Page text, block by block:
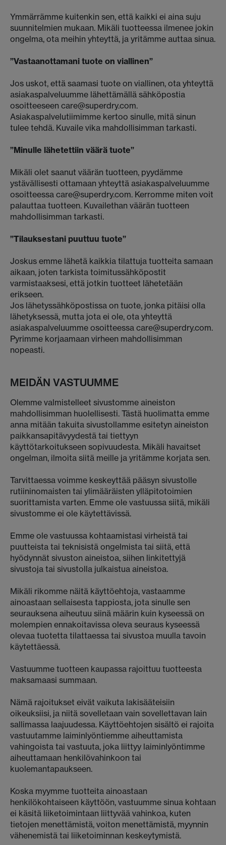
Ymmärrämme kuitenkin sen, että kaikki ei aina suju
suunnitelmien mukaan. Mikäli tuotteessa ilmenee jokin
ongelma, ota meihin yhteyttä, ja yritämme auttaa sinua.
”Vastaanottamani tuote on viallinen”
Jos uskot, että saamasi tuote on viallinen, ota yhteyttä
asiakaspalveluumme lähettämällä sähköpostia
osoitteeseen care@superdry.com.
Asiakaspalvelutiimimme kertoo sinulle, mitä sinun
tulee tehdä. Kuvaile vika mahdollisimman tarkasti.
”Minulle lähetettiin väärä tuote”
Mikäli olet saanut väärän tuotteen, pyydämme
ystävällisesti ottamaan yhteyttä asiakaspalveluumme
osoitteessa care@superdry.com. Kerromme miten voit
palauttaa tuotteen. Kuvailethan väärän tuotteen
mahdollisimman tarkasti.
”Tilauksestani puuttuu tuote”
Joskus emme lähetä kaikkia tilattuja tuotteita samaan
aikaan, joten tarkista toimitussähköpostit
varmistaaksesi, että jotkin tuotteet lähetetään
erikseen.
Jos lähetyssähköpostissa on tuote, jonka pitäisi olla
lähetyksessä, mutta jota ei ole, ota yhteyttä
asiakaspalveluumme osoitteessa care@superdry.com.
Pyrimme korjaamaan virheen mahdollisimman
nopeasti.
MEIDÄN VASTUUMME
Olemme valmistelleet sivustomme aineiston
mahdollisimman huolellisesti. Tästä huolimatta emme
anna mitään takuita sivustollamme esitetyn aineiston
paikkansapitävyydestä tai tiettyyn
käyttötarkoitukseen sopivuudesta. Mikäli havaitset
ongelman, ilmoita siitä meille ja yritämme korjata sen.
Tarvittaessa voimme keskeyttää pääsyn sivustolle
rutiininomaisten tai ylimääräisten ylläpitotoimien
suorittamista varten. Emme ole vastuussa siitä, mikäli
sivustomme ei ole käytettävissä.
Emme ole vastuussa kohtaamistasi virheistä tai
puutteista tai teknisistä ongelmista tai siitä, että
hyödynnät sivuston aineistoa, siihen linkitettyjä
sivustoja tai sivustolla julkaistua aineistoa.
Mikäli rikomme näitä käyttöehtoja, vastaamme
ainoastaan sellaisesta tappiosta, jota sinulle sen
seurauksena aiheutuu siinä määrin kuin kyseessä on
molempien ennakoitavissa oleva seuraus kyseessä
olevaa tuotetta tilattaessa tai sivustoa muulla tavoin
käytettäessä.
Vastuumme tuotteen kaupassa rajoittuu tuotteesta
maksamaasi summaan.
Nämä rajoitukset eivät vaikuta lakisääteisiin
oikeuksiisi, ja niitä sovelletaan vain sovellettavan lain
sallimassa laajuudessa. Käyttöehtojen sisältö ei rajoita
vastuutamme laiminlyöntiemme aiheuttamista
vahingoista tai vastuuta, joka liittyy laiminlyöntimme
aiheuttamaan henkilövahinkoon tai
kuolemantapaukseen.
Koska myymme tuotteita ainoastaan
henkilökohtaiseen käyttöön, vastuumme sinua kohtaan
ei käsitä liiketoimintaan liittyvää vahinkoa, kuten
tietojen menettämistä, voiton menettämistä, myynnin
vähenemistä tai liiketoiminnan keskeytymistä.